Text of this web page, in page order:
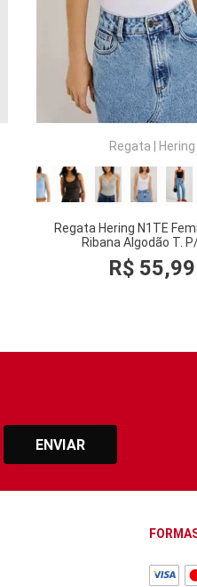
Regata Hering
Regata Hering N1TE
Ribana Algodão T.
R$ 55,99
COMPRAR
ENVIAR